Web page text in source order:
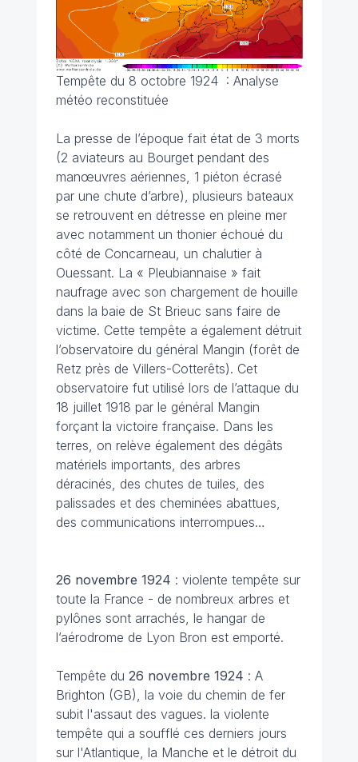
Tempête du 8 octobre 1924 : Analyse
météo reconstituée
La presse de l’époque fait état de 3 morts
(2 aviateurs au Bourget pendant des
manœuvres aériennes, 1 piéton écrasé
par une chute d’arbre), plusieurs bateaux
se retrouvent en détresse en pleine mer
avec notamment un thonier échoué du
côté de Concarneau, un chalutier à
Ouessant. La « Pleubiannaise » fait
naufrage avec son chargement de houille
dans la baie de St Brieuc sans faire de
victime. Cette tempête a également détruit
l’observatoire du général Mangin (forêt de
Retz près de Villers-Cotterêts). Cet
observatoire fut utilisé lors de l’attaque du
18 juillet 1918 par le général Mangin
forçant la victoire française. Dans les
terres, on relève également des dégâts
matériels importants, des arbres
déracinés, des chutes de tuiles, des
palissades et des cheminées abattues,
des communications interrompues…
26 novembre 1924 : violente tempête sur
toute la France - de nombreux arbres et
pylônes sont arrachés, le hangar de
l’aérodrome de Lyon Bron est emporté.
Tempête du 26 novembre 1924 : A
Brighton (GB), la voie du chemin de fer
subit l'assaut des vagues. la violente
tempête qui a soufflé ces derniers jours
sur l'Atlantique, la Manche et le détroit du